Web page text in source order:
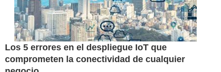
Los 5 errores en el despliegue IoT que
comprometen la conectividad de cualquier